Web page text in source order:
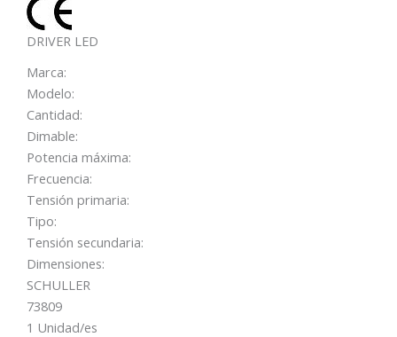
DRIVER LED
Marca:
Modelo:
Cantidad:
Dimable:
Potencia máxima:
Frecuencia:
Tensión primaria:
Tipo:
Tensión secundaria:
Dimensiones:
SCHULLER
73809
1 Unidad/es